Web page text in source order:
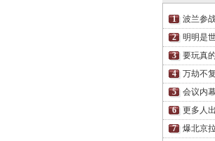
波兰参
明明是
要玩真
万劫不
会议内
更多人
爆北京